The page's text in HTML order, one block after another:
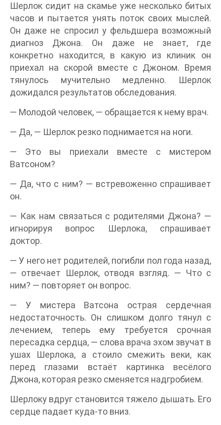
Шерлок сидит на скамье уже несколько битых
часов и пытается унять поток своих мыслей.
Он даже не спросил у фельдшера возможный
диагноз Джона. Он даже не знает, где
конкретно находится, в какую из клиник он
приехал на скорой вместе с Джоном. Время
тянулось мучительно медленно. Шерлок
дожидался результатов обследования.
— Молодой человек, — обращается к нему врач.
— Да, — Шерлок резко поднимается на ноги.
— Это вы приехали вместе с мистером
Ватсоном?
— Да, что с ним? — встревоженно спрашивает
он.
— Как нам связаться с родителями Джона? —
игнорируя вопрос Шерлока, спрашивает
доктор.
— У него нет родителей, погибли пол года назад,
— отвечает Шерлок, отводя взгляд. — Что с
ним? — повторяет он вопрос.
— У мистера Ватсона острая сердечная
недостаточность. Он слишком долго тянул с
лечением, теперь ему требуется срочная
пересадка сердца, — слова врача эхом звучат в
ушах Шерлока, а стоило смежить веки, как
перед глазами встаёт картинка весёлого
Джона, которая резко сменяется надгробием.
Шерлоку вдруг становится тяжело дышать. Его
сердце падает куда-то вниз.